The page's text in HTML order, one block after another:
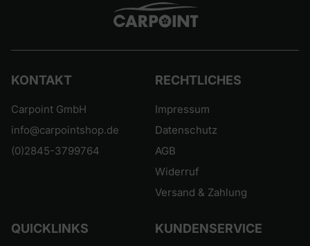
KONTAKT
Carpoint GmbH
info@carpointshop.de
(0)2845-3799764
RECHTLICHES
Impressum
Datenschutz
AGB
Widerruf
Versand & Zahlung
QUICKLINKS KUNDENSERVICE